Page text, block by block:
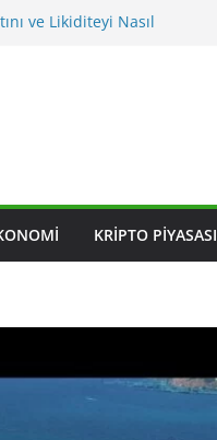
ve Likiditeyi Nasıl
Nasıl Etkiler?
Etkiler?
Rotasyon Nasıl Takip
KRIPTO PIYASASI